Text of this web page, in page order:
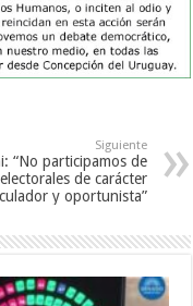
Siguiente
“No participamos de
de carácter
y oportunista”